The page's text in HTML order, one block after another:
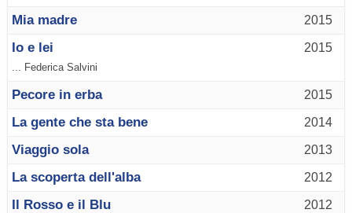
2015
Mia madre
2015
Io e lei
... Federica Salvini
2015
Pecore in erba
2014
La gente che sta bene
2013
Viaggio sola
2012
La scoperta dell'alba
2012
Il Rosso e il Blu